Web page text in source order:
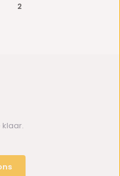
2
klaar.